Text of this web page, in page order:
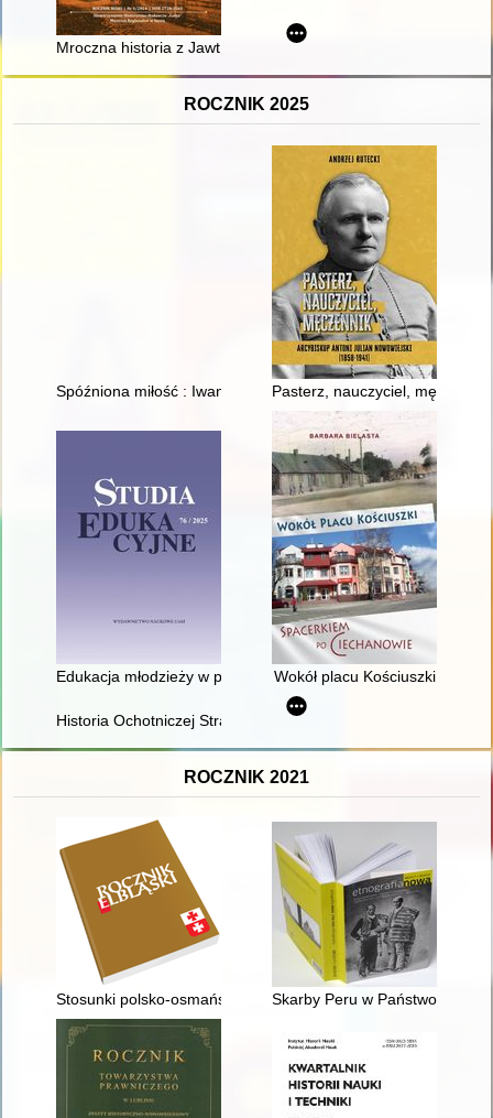
Mroczna historia z Jawt Małych i nie tylko
ROCZNIK 2025
Spóźniona miłość : Iwan Mazepa i Motria Koczubej w
Pasterz, nauczyciel,
Edukacja młodzieży w prasie społeczno-kulturalnej i
Wokół placu Kościuszki
Historia Ochotniczej Straży Pożarnej w Klonowcu Starym w
ROCZNIK 2021
Stosunki polsko-osmańskie w pierwszych latach panowania
Skarby Peru w Państwowym